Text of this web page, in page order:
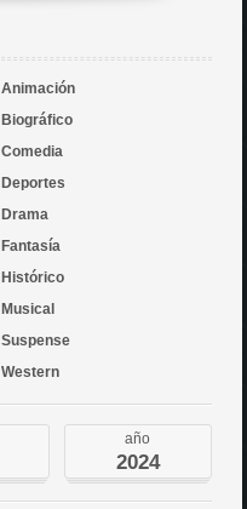
Animación
Biográfico
Comedia
Deportes
Drama
Fantasía
Histórico
Musical
Suspense
Western
año
2024